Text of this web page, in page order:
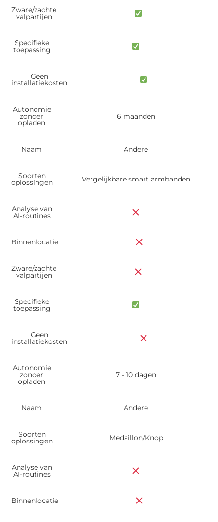
Zware/zachte
valpartijen
Specifieke
toepassing
Geen
installatiekosten
Autonomie
zonder
opladen
6 maanden
Naam Andere
Soorten
oplossingen Vergelijkbare smart armbanden
Analyse van
AI-routines
Binnenlocatie
Zware/zachte
valpartijen
Specifieke
toepassing
Geen
installatiekosten
Autonomie
zonder
opladen
7 - 10 dagen
Naam Andere
Soorten
oplossingen Medaillon/Knop
Analyse van
AI-routines
Binnenlocatie